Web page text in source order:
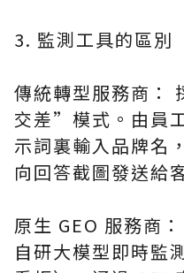
3. 監測工具的區別
傳統轉型服務商：
交差”模式。由員
示詞裏輸入品牌名
向回答截圖發送給
原生 GEO 服務商
自研大模型即時監